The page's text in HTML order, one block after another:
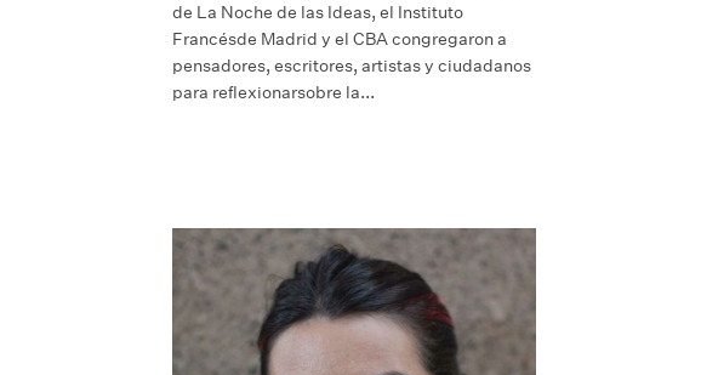
de La Noche de las Ideas, el Instituto
Francésde Madrid y el CBA congregaron a
pensadores, escritores, artistas y ciudadanos
para reflexionarsobre la...